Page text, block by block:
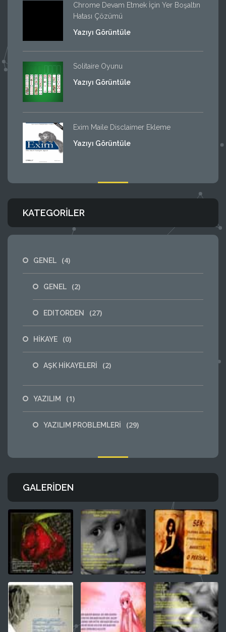
Chrome Devam Etmek İçin Yer Boşaltın
Hatası Çözümü
Yazıyı Görüntüle
Solitaire Oyunu
Yazıyı Görüntüle
Exim Maile Disclaimer Ekleme
Yazıyı Görüntüle
KATEGORILER
GENEL (4)
GENEL (2)
EDITORDEN (27)
HİKAYE (0)
AŞK HİKAYELERİ (2)
YAZILIM (1)
YAZILIM PROBLEMLERİ (29)
GALERIDEN